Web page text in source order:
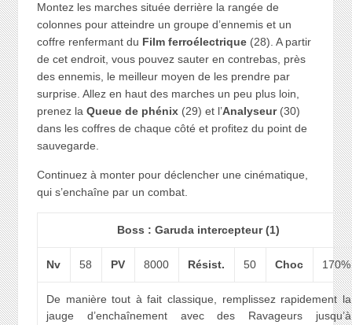
Montez les marches située derrière la rangée de
colonnes pour atteindre un groupe d’ennemis et un
coffre renfermant du Film ferroélectrique(28). A partir
de cet endroit, vous pouvez sauter en contrebas, près
des ennemis, le meilleur moyen de les prendre par
surprise. Allez en haut des marches un peu plus loin,
prenez la Queue de phénix(29) et l’Analyseur(30)
dans les coffres de chaque côté et profitez du point de
sauvegarde.
Continuez à monter pour déclencher une cinématique,
qui s’enchaîne par un combat.
Boss : Garuda intercepteur (1)
Nv 58 PV 8000 Résist. 50 Choc 170%
De manière tout à fait classique, remplissez rapidement la
jauge d’enchaînement avec des Ravageurs jusqu’à